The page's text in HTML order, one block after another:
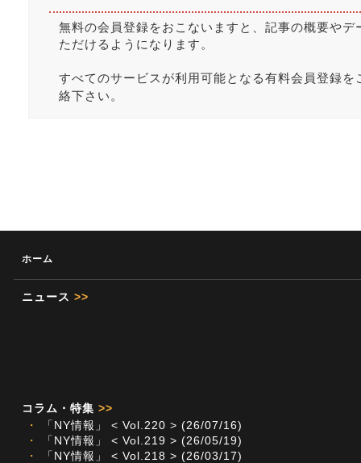
無料の会員登録をおこないますと、記事の概要や
ただけるようになります。
すべてのサービスが利用可能となる有料会員登録を
絡下さい。
ホーム
ニュース >>
コラム・特集 >>
・
「NY情報」 < Vol.220 > (26/07/16)
・
「NY情報」 < Vol.219 > (26/05/19)
・
「NY情報」 < Vol.218 > (26/03/17)